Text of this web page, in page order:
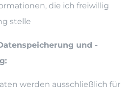
die ich freiwillig
stelle
und -
werden ausschließlich für